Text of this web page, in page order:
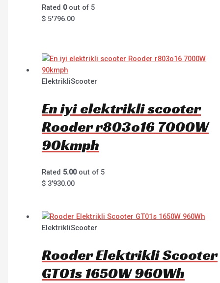
Rated 0out of 5
$ 5'796.00
ElektrikliScooter
En iyi elektrikli scooter
Rooder r803o16 7000W
90kmph
Rated 5.00out of 5
$ 3'930.00
ElektrikliScooter
Rooder Elektrikli Scooter
GT01s 1650W 960Wh